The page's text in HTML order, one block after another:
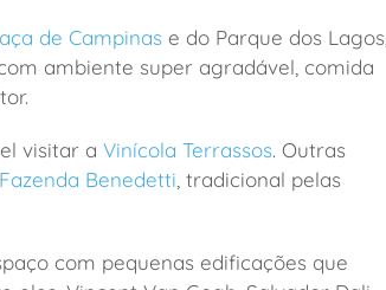
de Campinase do Parque dos Lagos,
ambiente super agradável, comida
visitar a Vinícola Terrassos. Outras
Fazenda Benedetti , tradicional pelas
com pequenas edificações que